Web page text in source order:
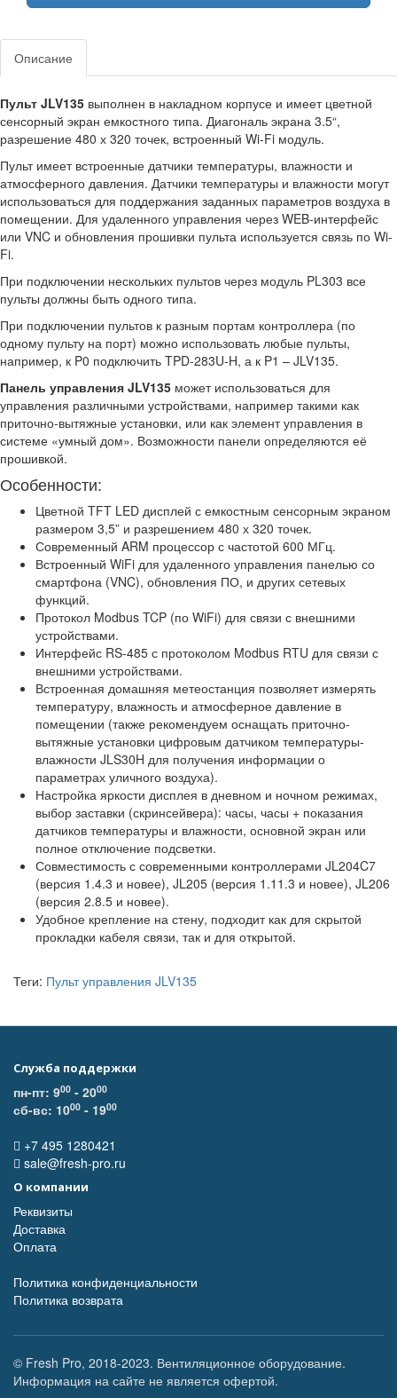
Описание
Пульт JLV135 выполнен в накладном корпусе и имеет цветной
сенсорный экран емкостного типа. Диагональ экрана 3.5“,
разрешение 480 х 320 точек, встроенный Wi-Fi модуль.
Пульт имеет встроенные датчики температуры, влажности и
атмосферного давления. Датчики температуры и влажности могут
использоваться для поддержания заданных параметров воздуха в
помещении. Для удаленного управления через WEB-интерфейс
или VNC и обновления прошивки пульта используется связь по Wi-
Fi.
При подключении нескольких пультов через модуль PL303 все
пульты должны быть одного типа.
При подключении пультов к разным портам контроллера (по
одному пульту на порт) можно использовать любые пульты,
например, к P0 подключить TPD-283U-H, а к P1 – JLV135.
Панель управления JLV135 может использоваться для
управления различными устройствами, например такими как
приточно-вытяжные установки, или как элемент управления в
системе «умный дом». Возможности панели определяются её
прошивкой.
Особенности:
Цветной TFT LED дисплей с емкостным сенсорным экраном
размером 3,5” и разрешением 480 х 320 точек.
Современный ARM процессор с частотой 600 МГц.
Встроенный WiFi для удаленного управления панелью со
смартфона (VNC), обновления ПО, и других сетевых
функций.
Протокол Modbus TCP (по WiFi) для связи с внешними
устройствами.
Интерфейс RS-485 с протоколом Modbus RTU для связи с
внешними устройствами.
Встроенная домашняя метеостанция позволяет измерять
температуру, влажность и атмосферное давление в
помещении (также рекомендуем оснащать приточно-
вытяжные установки цифровым датчиком температуры-
влажности JLS30H для получения информации о
параметрах уличного воздуха).
Настройка яркости дисплея в дневном и ночном режимах,
выбор заставки (скринсейвера): часы, часы + показания
датчиков температуры и влажности, основной экран или
полное отключение подсветки.
Совместимость с современными контроллерами JL204C7
(версия 1.4.3 и новее), JL205 (версия 1.11.3 и новее), JL206
(версия 2.8.5 и новее).
Удобное крепление на стену, подходит как для скрытой
прокладки кабеля связи, так и для открытой.
Теги: Пульт управления JLV135
Служба поддержки
пн-пт: 900 - 2000
сб-вс: 1000 - 1900
+7 495 1280421
sale@fresh-pro.ru
О компании
Реквизиты
Доставка
Оплата
Политика конфиденциальности
Политика возврата
© Fresh Pro, 2018-2023. Вентиляционное оборудование.
Информация на сайте не является офертой.